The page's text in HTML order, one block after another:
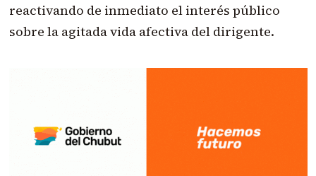
reactivando de inmediato el interés público
sobre la agitada vida afectiva del dirigente.